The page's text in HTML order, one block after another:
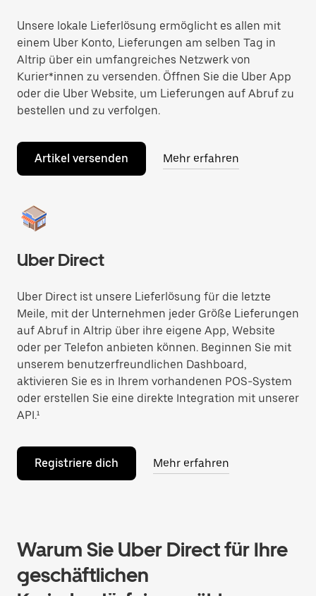
Unsere lokale Lieferlösung ermöglicht es allen mit
einem Uber Konto, Lieferungen am selben Tag in
Altrip über ein umfangreiches Netzwerk von
Kurier*innen zu versenden. Öffnen Sie die Uber App
oder die Uber Website, um Lieferungen auf Abruf zu
bestellen und zu verfolgen.
Artikel versenden Mehr erfahren
Uber Direct
Uber Direct ist unsere Lieferlösung für die letzte
Meile, mit der Unternehmen jeder Größe Lieferungen
auf Abruf in Altrip über ihre eigene App, Website
oder per Telefon anbieten können. Beginnen Sie mit
unserem benutzerfreundlichen Dashboard,
aktivieren Sie es in Ihrem vorhandenen POS-System
oder erstellen Sie eine direkte Integration mit unserer
API.¹
Registriere dich Mehr erfahren
Warum Sie Uber Direct für Ihre
geschäftlichen